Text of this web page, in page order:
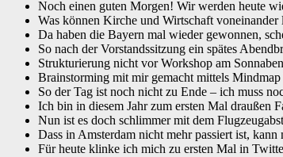
Noch einen guten Morgen! Wir werden heute
Was können Kirche und Wirtschaft
Da haben die Bayern mal wieder gewonnen,
So nach der Vorstandssitzung ein spätes
Strukturierung nicht vor Workshop am
Brainstorming mit mir gemacht mittels
So der Tag ist noch nicht zu Ende – ich muss
Ich bin in diesem Jahr zum ersten Mal draußen
Nun ist es doch schlimmer mit dem
Dass in Amsterdam nicht mehr passiert ist, kann
Für heute klinke ich mich zu ersten Mal in